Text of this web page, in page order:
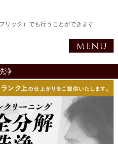
リック）でも行うことができます
浄